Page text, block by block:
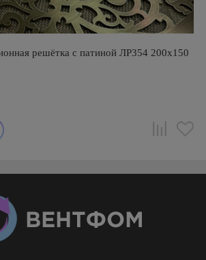
решётка с патиной ЛР354 200х150